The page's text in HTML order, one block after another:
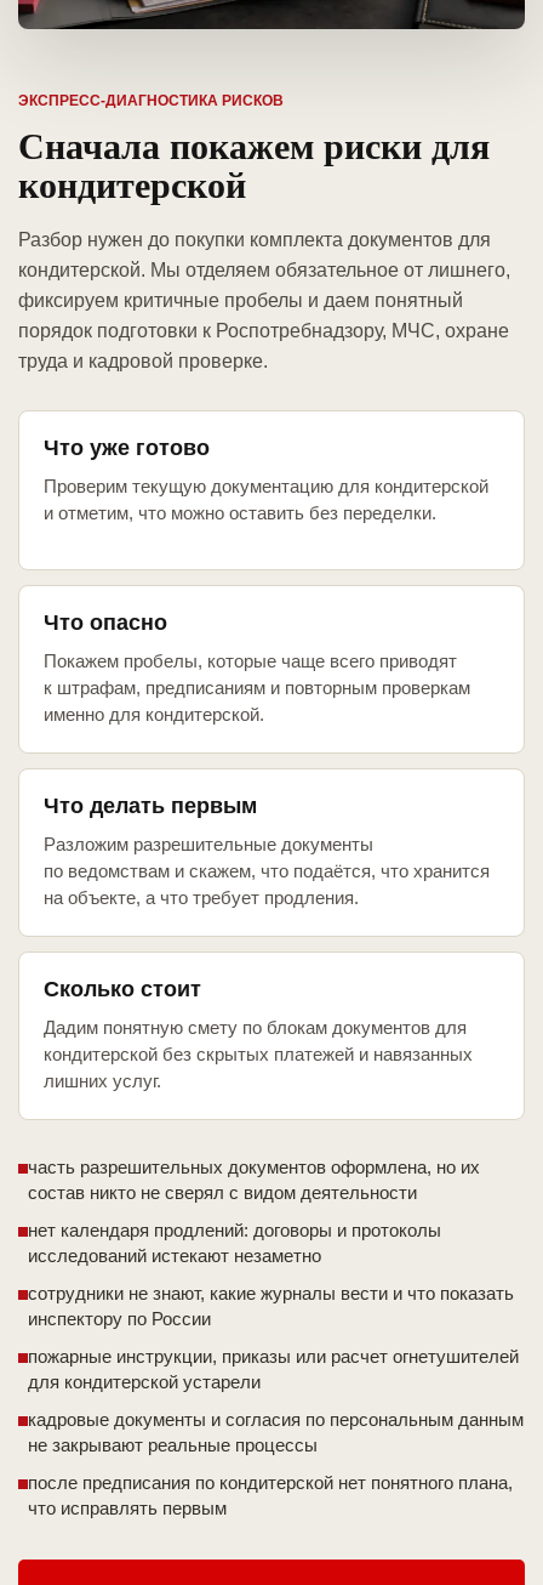
ЭКСПРЕСС-ДИАГНОСТИКА РИСКОВ
Сначала покажем риски для
кондитерской
Разбор нужен до покупки комплекта документов для
кондитерской. Мы отделяем обязательное от лишнего,
фиксируем критичные пробелы и даем понятный
порядок подготовки к Роспотребнадзору, МЧС, охране
труда и кадровой проверке.
Что уже готово
Проверим текущую документацию для кондитерской
и отметим, что можно оставить без переделки.
Что опасно
Покажем пробелы, которые чаще всего приводят
к штрафам, предписаниям и повторным проверкам
именно для кондитерской.
Что делать первым
Разложим разрешительные документы
по ведомствам и скажем, что подаётся, что хранится
на объекте, а что требует продления.
Сколько стоит
Дадим понятную смету по блокам документов для
кондитерской без скрытых платежей и навязанных
лишних услуг.
часть разрешительных документов оформлена, но их
состав никто не сверял с видом деятельности
нет календаря продлений: договоры и протоколы
исследований истекают незаметно
сотрудники не знают, какие журналы вести и что показать
инспектору по России
пожарные инструкции, приказы или расчет огнетушителей
для кондитерской устарели
кадровые документы и согласия по персональным данным
не закрывают реальные процессы
после предписания по кондитерской нет понятного плана,
что исправлять первым